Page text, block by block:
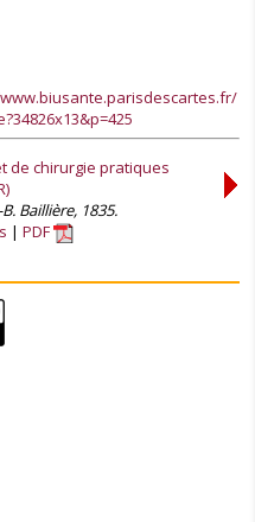
de chirurgie pratiques
Baillière, 1835.
PDF